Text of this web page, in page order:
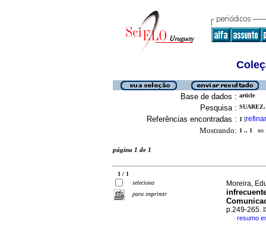
Base de dados : article
Pesquisa :
Referências encontradas : 1 [refinar
Mostrando: 1 .. 1 no
página 1 de 1
1 / 1
seleciona
para imprimir
Moreira,
p.249-265.
· resumo